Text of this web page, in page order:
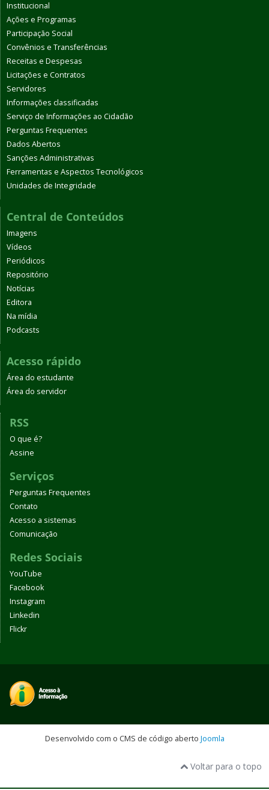
Institucional
Ações e Programas
Participação Social
Convênios e Transferências
Receitas e Despesas
Licitações e Contratos
Servidores
Informações classificadas
Serviço de Informações ao Cidadão
Perguntas Frequentes
Dados Abertos
Sanções Administrativas
Ferramentas e Aspectos Tecnológicos
Unidades de Integridade
Central de Conteúdos
Imagens
Vídeos
Periódicos
Repositório
Notícias
Editora
Na mídia
Podcasts
Acesso rápido
Área do estudante
Área do servidor
RSS
O que é?
Assine
Serviços
Perguntas Frequentes
Contato
Acesso a sistemas
Comunicação
Redes Sociais
YouTube
Facebook
Instagram
Linkedin
Flickr
Desenvolvido com o CMS de código aberto Joomla
Voltar para o topo